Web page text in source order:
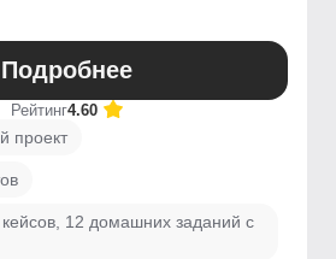
Подробнее
Рейтинг4.60
проект
кейсов, 12 домашних заданий с